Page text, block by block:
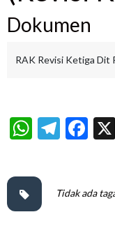
Dokumen
RAK Revisi Ketiga Dit
Tidak ada